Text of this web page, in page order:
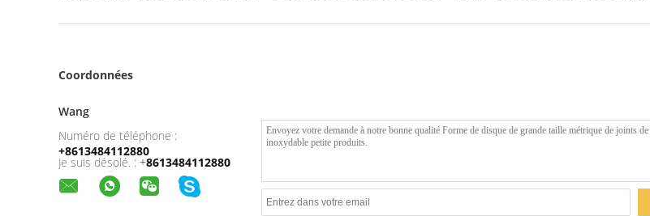
Coordonnées
Wang
Numéro de téléphone :
+8613484112880
Je suis désolé. : +8613484112880